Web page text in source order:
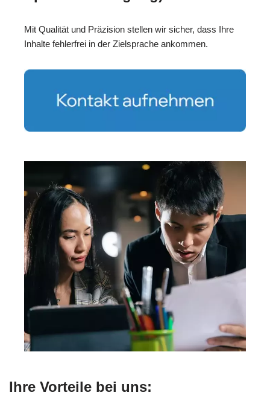
Mit Qualität und Präzision stellen wir sicher, dass Ihre
Inhalte fehlerfrei in der Zielsprache ankommen.
Ihre Vorteile bei uns: